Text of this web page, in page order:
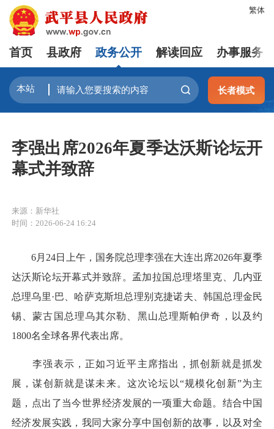
繁体
首页 县政府 政务公开 解读回应 办事服务
长者模式
李强出席2026年夏季达沃斯论坛开
幕式并致辞
来源：新华社
时间：2026-06-24 16:24
6月24日上午，国务院总理李强在大连出席2026年夏季
达沃斯论坛开幕式并致辞。孟加拉国总理塔里克、几内亚
总理乌里·巴、哈萨克斯坦总理别克捷诺夫、韩国总理金民
锡、蒙古国总理乌其尔勒、黑山总理斯帕伊奇，以及约
1800名全球各界代表出席。
李强表示，正如习近平主席指出，抓创新就是抓发
展，谋创新就是谋未来。这次论坛以“规模化创新”为主
题，点出了当今世界经济发展的一项重大命题。结合中国
经济发展实践，我同大家分享中国创新的故事，以及对全